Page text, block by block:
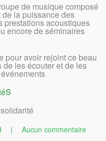
de musique composé
de la puissance des
prestations acoustiques
encore de séminaires
pour avoir rejoint ce beau
les écouter et de les
| Aucun commentairesur